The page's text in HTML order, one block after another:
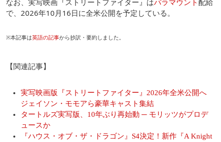
で、2026年10月16日に全米公開を予定している。
※本記事は英語の記事から抄訳・要約しました。
【関連記事】
実写映画版『ストリートファイター』2026年全米公開へ
ジェイソン・モモアら豪華キャスト集結
タートルズ実写版、10年ぶり再始動 ─ モリッツがプロデ
ュースか
『ハウス・オブ・ザ・ドラゴン』S4決定！新作『A Knight